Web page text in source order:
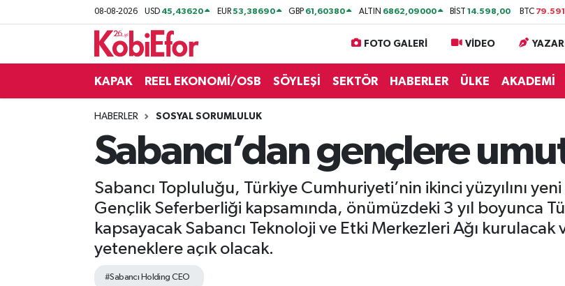
08-08-2026 USD 45,43620 EUR53,38690 GBP 61,60380 ALTIN 6862,09000 BİST14.598,00 BTC
FOTO GALERİ VİDEO
KAPAK REEL EKONOMİ/OSB SÖYLEŞİ SEKTÖR HABERLER ÜLKE AKADEMİ
HABERLER SOSYAL SORUMLULUK
Sabancı’dan gençlere
Sabancı Topluluğu, Türkiye Cumhuriyeti’nin ikinci yüzyılını
Gençlik Seferberliği kapsamında, önümüzdeki 3 yıl boyunca
kapsayacak Sabancı Teknoloji ve Etki Merkezleri Ağı kurulacak
yeteneklere açık olacak.
#Sabancı Holding CEO
BİLİŞİM PANO
HABERLER